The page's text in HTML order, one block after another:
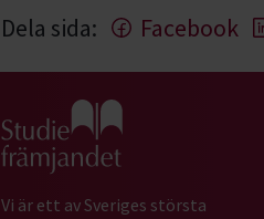
Dela sida: Facebook
Gå till studiefrämjandets startsida
Vi är ett av Sveriges största